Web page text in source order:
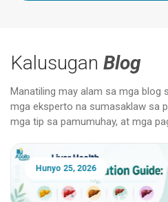
Kalusugan Blog
Manatiling may alam sa mga blog
mga eksperto na sumasaklaw sa
mga tip sa pamumuhay, at mga
Hunyo 25, 2026